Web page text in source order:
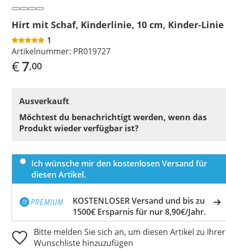
Hirt mit Schaf, Kinderlinie, 10 cm, Kinder-Linie
1
Artikelnummer: PR019727
€7,00
Ausverkauft
Möchtest du benachrichtigt werden, wenn das
Produkt wieder verfügbar ist?
Ich wünsche mir den kostenlosen Versand für
diesen Artikel.
KOSTENLOSER Versand und bis zu
1500€ Ersparnis für nur 8,90€/Jahr.
Bitte melden Sie sich an, um diesen Artikel zu Ihrer
Wunschliste hinzuzufügen